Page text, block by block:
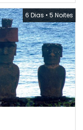
6 Dias • 5 Noites